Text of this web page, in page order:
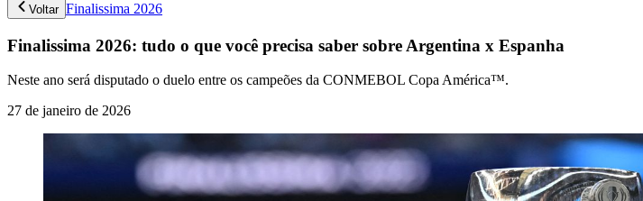
Voltar Finalissima 2026
Finalissima 2026: tudo o que você precisa saber sobre Argentina x Espanha
Neste ano será disputado o duelo entre os campeões da CONMEBOL Copa América™.
27 de janeiro de 2026